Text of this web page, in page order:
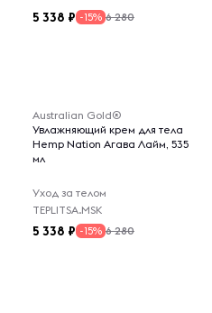
5 338 -15% 6 280
Australian Gold®
Увлажняющий крем для тела
Hemp Nation Агава Лайм, 535
мл
Уход за телом
TEPLITSA.MSK
5 338 -15% 6 280